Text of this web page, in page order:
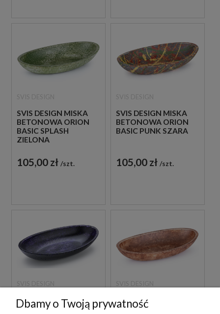
SVIS DESIGN MISKA
BETONOWA ORION
BASIC SPLASH
ZIELONA
105,00 zł szt.
SVIS DESIGN MISKA
BETONOWA ORION
BASIC PUNK SZARA
105,00 zł szt.
SVIS DESIGN
SVIS DESIGN MISKA
BETONOWA ORION
SVIS DESIGN
SVIS DESIGN MISKA
BETONOWA ORION
Dbamy o Twoją prywatność